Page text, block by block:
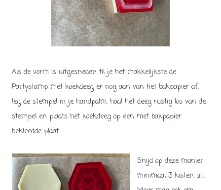
Als de vorm is uitgesneden til je het makkelijkste de
Partystamp met koekdeeg er nog aan van het bakpapier af,
leg de stempel in je handpalm, haal het deeg rustig los van de
stempel en plaats het koekdeeg op een met bakpapier
bekleedde plaat.
Snijd op deze manier
minimaal 3 kisten uit.